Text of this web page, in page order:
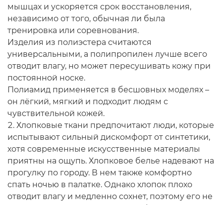
мышцах и ускоряется срок восстановления,
независимо от того, обычная ли была
тренировка или соревнования.
Изделия из полиэстера считаются
универсальными, а полипропилен лучше всего
отводит влагу, но может пересушивать кожу при
постоянной носке.
Полиамид применяется в бесшовных моделях –
он лёгкий, мягкий и подходит людям с
чувствительной кожей.
Хлопковые ткани предпочитают люди, которые
испытывают сильный дискомфорт от синтетики,
хотя современные искусственные материалы
приятны на ощупь. Хлопковое белье надевают на
прогулку по городу. В нем также комфортно
спать ночью в палатке. Однако хлопок плохо
отводит влагу и медленно сохнет, поэтому его не